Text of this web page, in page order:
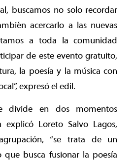
buscamos no solo recordar
acercarlo a las nuevas
a toda la comunidad
de este evento gratuito,
la poesía y la música con
expresó el edil.
divide en dos momentos
explicó Loreto Salvo Lagos,
“se trata de un
que busca fusionar la poesía